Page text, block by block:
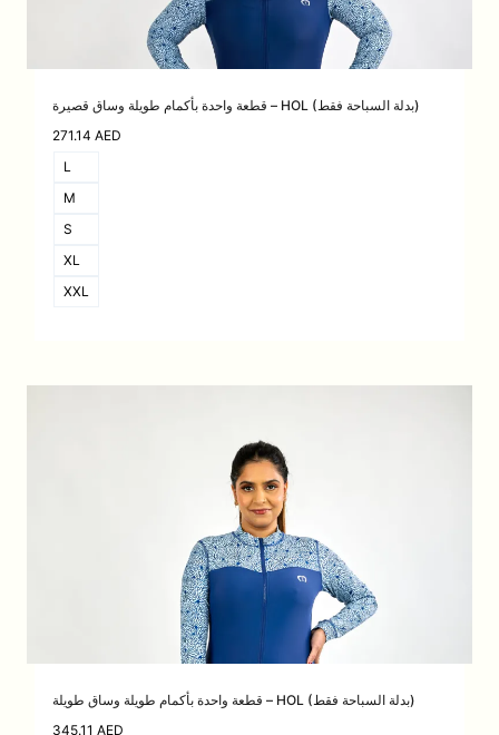
قطعة واحدة بأكمام طويلة وساق قصيرة – HOL (بدلة السباحة فقط)
271.14 AED
L
M
S
XL
XXL
قطعة واحدة بأكمام طويلة وساق طويلة – HOL (بدلة السباحة فقط)
345.11 AED